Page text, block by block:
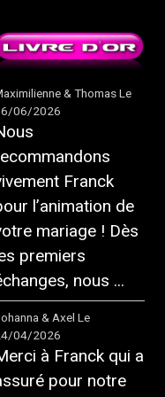
& Thomas Le
06/2026
Franck
l’animation de
mariage ! Dès
premiers
nous ...
& Axel Le
04/2026
à Franck qui a
pour notre